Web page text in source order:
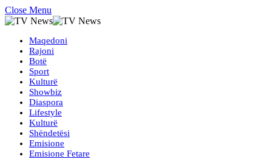
Close Menu
Maqedoni
Rajoni
Botë
Sport
Kulturë
Showbiz
Diaspora
Lifestyle
Kulturë
Shëndetësi
Emisione
Emisione Fetare